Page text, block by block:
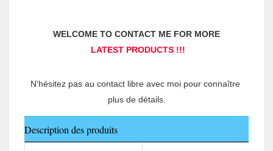
N'hésitez pas au contact libre avec moi pour connaître
Description des produits